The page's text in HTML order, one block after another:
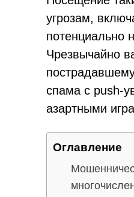
угрозам,
потенциально
Чрезвычайно
спама с push-
азартными
Оглавление